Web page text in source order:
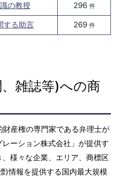
の教授 296 件
する助言 269 件
雑誌等)への商
財産権の専門家である弁理士が
ーション株式会社」が提供す
様々な企業、エリア、商標区
)情報を提供する国内最大規模